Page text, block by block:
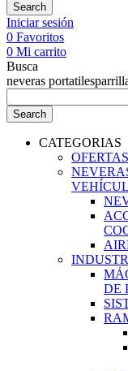
Search
Iniciar sesión
0 Favoritos
0 Mi carrito
Busca
neveras portatiles
Search
CATEGORIAS
DE